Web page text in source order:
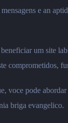
e an
um site
comprometidos,
voce pode
briga evangelico.